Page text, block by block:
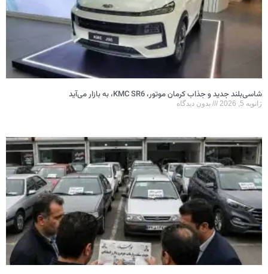
شاسی‌بلند جدید و جذاب کرمان موتور، KMC SR6، به بازار می‌آید
ژانویه 5, 2026 بدون دیدگاه